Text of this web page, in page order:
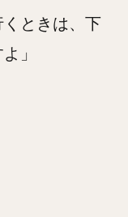
ときは、下
」